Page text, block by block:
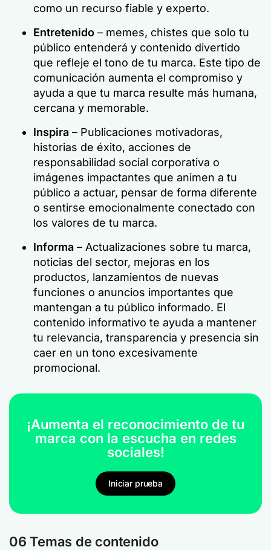
como un recurso fiable y experto.
Entretenido – memes, chistes que solo tu
público entenderá y contenido divertido
que refleje el tono de tu marca. Este tipo de
comunicación aumenta el compromiso y
ayuda a que tu marca resulte más humana,
cercana y memorable.
Inspira – Publicaciones motivadoras,
historias de éxito, acciones de
responsabilidad social corporativa o
imágenes impactantes que animen a tu
público a actuar, pensar de forma diferente
o sentirse emocionalmente conectado con
los valores de tu marca.
Informa – Actualizaciones sobre tu marca,
noticias del sector, mejoras en los
productos, lanzamientos de nuevas
funciones o anuncios importantes que
mantengan a tu público informado. El
contenido informativo te ayuda a mantener
tu relevancia, transparencia y presencia sin
caer en un tono excesivamente
promocional.
¡Aumenta el reconocimiento de tu
marca con la escucha en redes
sociales!
Iniciar prueba
06 Temas de contenido